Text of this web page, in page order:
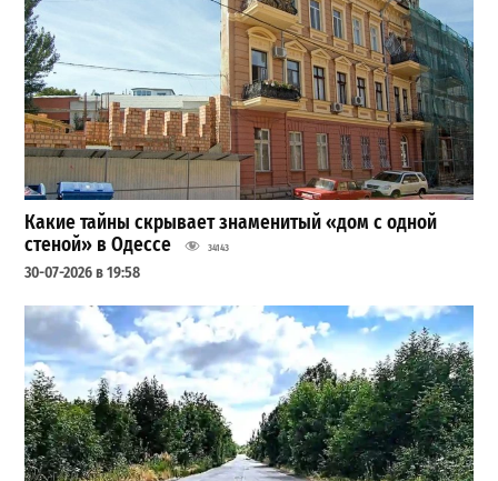
Какие тайны скрывает знаменитый «дом с одной
стеной» в Одессе
34143
30-07-2026 в 19:58